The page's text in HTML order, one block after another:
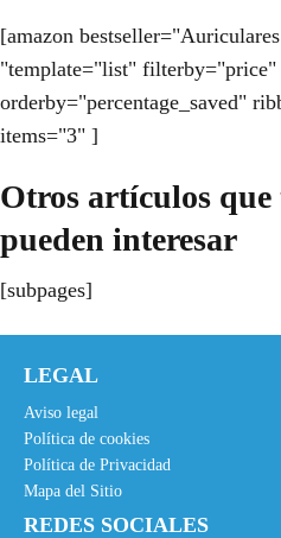
[amazon
"template="list"
orderby="percentage_saved"
items="3" ]
Otros artículos que
pueden interesar
[subpages]
LEGAL
Aviso legal
Política de cookies
Política de Privacidad
Mapa del Sitio
REDES SOCIALES